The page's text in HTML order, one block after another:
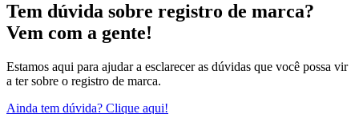
Tem dúvida sobre registro de marca?
Vem com a gente!
Estamos aqui para ajudar a esclarecer as dúvidas que você possa vir
a ter sobre o registro de marca.
Ainda tem dúvida? Clique aqui!